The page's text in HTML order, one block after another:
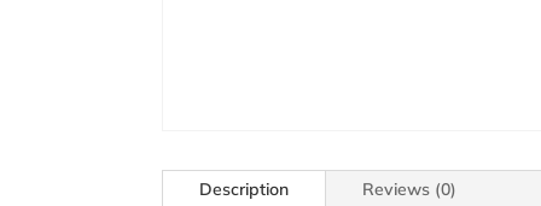
Description Reviews (0)